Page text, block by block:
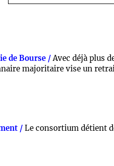
de Bourse /Avec déjà plus
majoritaire vise un
/ Le consortium détient